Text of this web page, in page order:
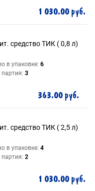
1 030.00 руб.
средство ТИК ( 0,8 л)
в упаковке: 6
3
363.00 руб.
средство ТИК ( 2,5 л)
в упаковке: 4
2
1 030.00 руб.